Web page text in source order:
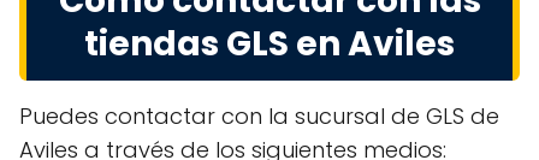
tiendas GLS en Aviles
Puedes contactar con la sucursal de GLS de
Aviles a través de los siguientes medios: